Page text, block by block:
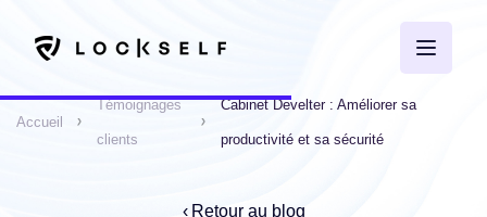
Accueil
Témoignages
clients
Cabinet Develter : Améliorer sa
productivité et sa sécurité
Retour au blog